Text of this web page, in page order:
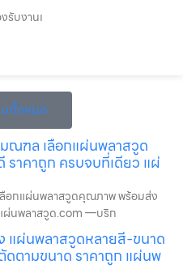
รับงานเ
ทั้งหมด
ณฑล เลือกแผ่นพลาสวูด
าคาถูก ครบจบที่เดียว แผ่
อกแผ่นพลาสวูดคุณภาพ พร้อมส่ง
ผ่นพลาสวูด.com —บริก
แผ่นพลาสวูดหลายสี-ขนาด
ดตามขนาด ราคาถูก แผ่นพ